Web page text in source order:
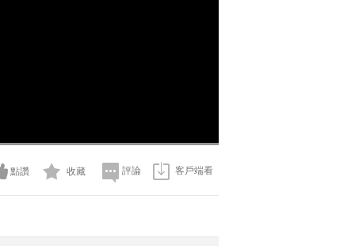
點讚 收藏 評論 客戶端看